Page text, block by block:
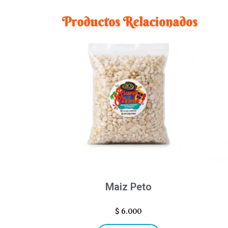
Productos Relacionados
Maiz Peto
$ 6.000